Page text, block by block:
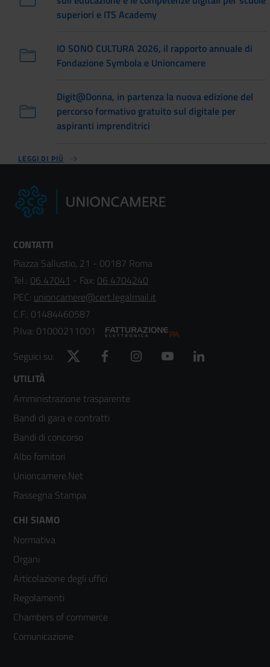
superiori e ITS Academy
IO SONO CULTURA 2026, il rapporto annuale di
Fondazione Symbola e Unioncamere
Digit@Donna, in partenza la nuova edizione del
percorso formativo gratuito sul digitale per
aspiranti imprenditrici
LEGGI DI PIÙ
CONTATTI
Piazza Sallustio, 21 - 00187 Roma
Tel.: 06 47041 - Fax: 06 4704240
PEC: unioncamere@cert.legalmail.it
C.F.: 01484460587
P.Iva: 01000211001
Seguici su:
Twitter Facebook Instagram YouTube
Footer
menù
colonna
2
UTILITÀ
Amministrazione trasparente
Bandi di gara e contratti
Bandi di concorso
Albo fornitori
Unioncamere.Net
Rassegna Stampa
Footer
menù
colonna
3
CHI SIAMO
Normativa
Organi
Articolazione degli uffici
Regolamenti
Chambers of commerce
Comunicazione